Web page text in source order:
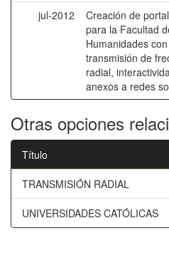
jul-2012
Creación de
para la Facultad
Humanidades con
transmisión de
radial,
anexos a redes
Otras opciones
Título
TRANSMISIÓN RADIAL
UNIVERSIDADES CATÓLICAS